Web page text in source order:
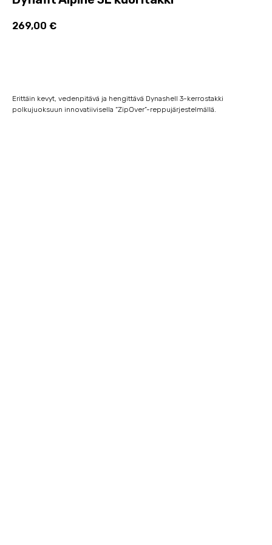
269,00 €
Erittäin kevyt, vedenpitävä ja hengittävä Dynashell 3-kerrostakki
polkujuoksuun innovatiivisella “ZipOver”-reppujärjestelmällä.